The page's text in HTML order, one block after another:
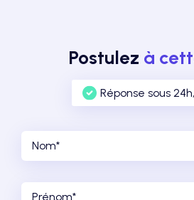
Postulez à
Réponse sous